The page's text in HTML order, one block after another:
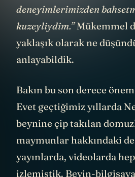
deneyimlerimizden
kuzeyliydim.”Mükemmel
yaklaşık olarak ne
anlayabildik.
Bakın bu son derece
Evet geçtiğimiz yıllarda
beynine çip takılan
maymunlar hakkındaki
yayınlarda, videolarda
izlemiştik. Beyin-